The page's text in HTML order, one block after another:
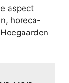
aspect
horeca-